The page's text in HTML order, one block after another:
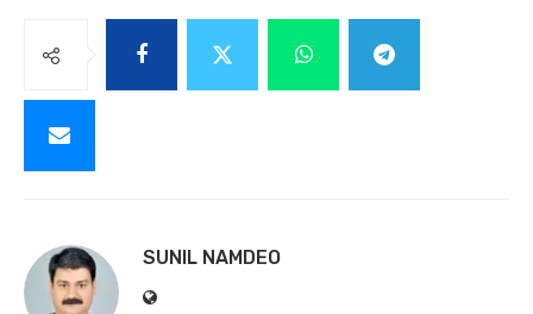
SUNIL NAMDEO